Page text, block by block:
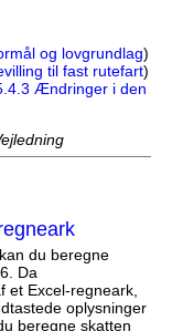
og lovgrundlag)
til fast rutefart)
Ændringer i den
du beregne
Da
et Excel-regneark,
oplysninger
beregne skatten